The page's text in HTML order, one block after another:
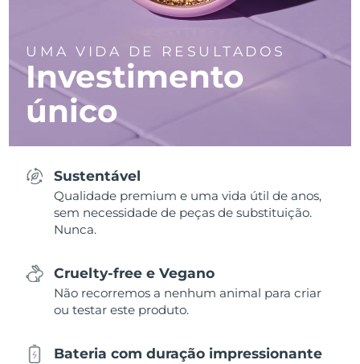
UMA VIDA DE RESULTADOS
Investimento
único
Sustentável
Qualidade premium e uma vida útil de anos,
sem necessidade de peças de substituição.
Nunca.
Cruelty-free e Vegano
Não recorremos a nenhum animal para criar
ou testar este produto.
Bateria com duração impressionante